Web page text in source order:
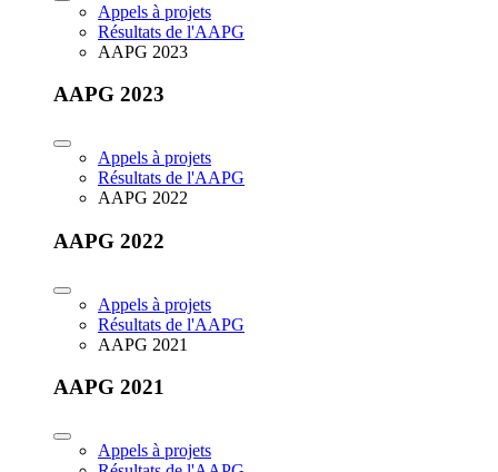
Appels à projets
Résultats de l'AAPG
AAPG 2023
AAPG 2023
Appels à projets
Résultats de l'AAPG
AAPG 2022
AAPG 2022
Appels à projets
Résultats de l'AAPG
AAPG 2021
AAPG 2021
Appels à projets